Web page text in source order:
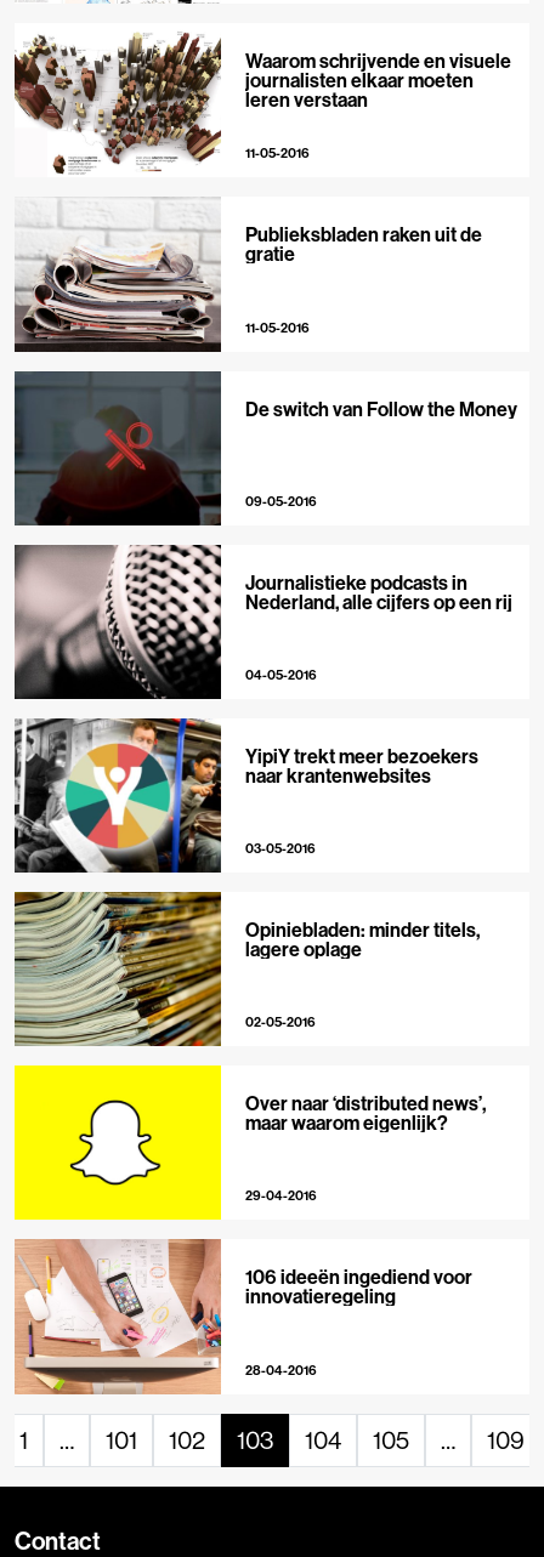
Waarom schrijvende en visuele
journalisten elkaar moeten
leren verstaan
11-05-2016
Publieksbladen raken uit de
gratie
11-05-2016
De switch van Follow the Money
09-05-2016
Journalistieke podcasts in
Nederland, alle cijfers op een rij
04-05-2016
YipiY trekt meer bezoekers
naar krantenwebsites
03-05-2016
Opiniebladen: minder titels,
lagere oplage
02-05-2016
Over naar ‘distributed news’,
maar waarom eigenlijk?
29-04-2016
106 ideeën ingediend voor
innovatieregeling
28-04-2016
1 … 101 102 103 104 105 … 109
Contact